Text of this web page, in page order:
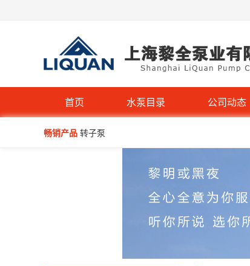
首页 水泵目录 公司动态
畅销产品 转子泵